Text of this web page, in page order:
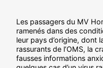
Les passagers du MV
ramenés dans des
leur pays d’origine, dont
rassurants de l’OMS, la
fausses informations